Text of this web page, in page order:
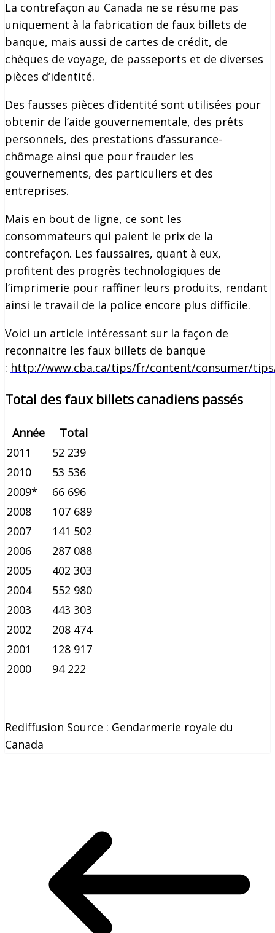
La contrefaçon au Canada ne se résume pas
uniquement à la fabrication de faux billets de
banque, mais aussi de cartes de crédit, de
chèques de voyage, de passeports et de diverses
pièces d’identité.
Des fausses pièces d’identité sont utilisées pour
obtenir de l’aide gouvernementale, des prêts
personnels, des prestations d’assurance-
chômage ainsi que pour frauder les
gouvernements, des particuliers et des
entreprises.
Mais en bout de ligne, ce sont les
consommateurs qui paient le prix de la
contrefaçon. Les faussaires, quant à eux,
profitent des progrès technologiques de
l’imprimerie pour raffiner leurs produits, rendant
ainsi le travail de la police encore plus difficile.
Voici un article intéressant sur la façon de
reconnaitre les faux billets de banque
: http://www.cba.ca/tips/fr/content/consumer/tips/
Total des faux billets canadiens passés
Année
Total
2011
52 239
2010
53 536
2009*
66 696
2008
107 689
2007
141 502
2006
287 088
2005
402 303
2004
552 980
2003
443 303
2002
208 474
2001
128 917
2000
94 222
Rediffusion Source : Gendarmerie royale du
Canada